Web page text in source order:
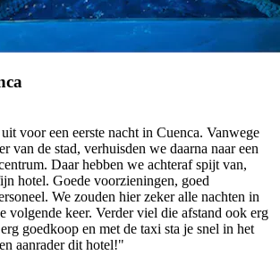
voor een eerste nacht in Cuenca. Vanwege
van de stad, verhuisden we daarna naar een
Daar hebben we achteraf spijt van,
hotel. Goede voorzieningen, goed
We zouden hier zeker alle nachten in
volgende keer. Verder viel die afstand ook erg
goedkoop en met de taxi sta je snel in het
aanrader dit hotel!"